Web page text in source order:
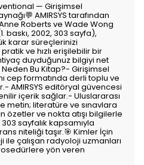
— Girişimsel
AMIRSYS tarafından
Roberts ve Wade Wong
baskı, 2002, 303 sayfa),
karar süreçlerinizi
ve hızlı erişilebilir bir
duyduğunuz bilgiyi net
Bu Kitap?- Girişimsel
cep formatında derli toplu ve
AMIRSYS editöryal güvencesi
içerik sağlar.- Uluslararası
metin; literatüre ve sınavlara
özetler ve nokta atışı bilgilerle
sayfalık kapsamıyla
niteliği taşır.🎯 Kimler İçin
çalışan radyoloji uzmanları
yön veren